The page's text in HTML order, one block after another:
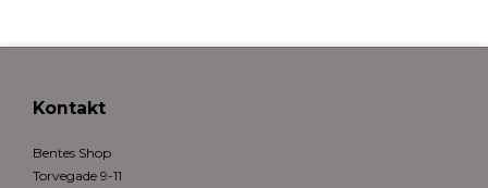
Kontakt
Bentes Shop
Torvegade 9-11